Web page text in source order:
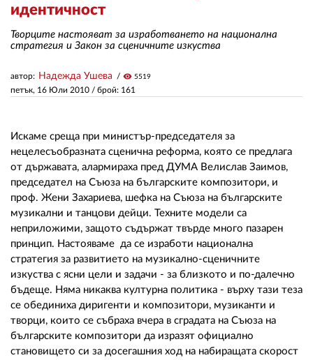
идентичност
Творците настояват за изработването на национална
стратегия и Закон за сценичните изкуства
петък, 16 Юли 2010 / брой: 161
автор: Надежда Ушева visibility 5519
Искаме среща при министър-председателя за
нецелесъобразната сценична реформа, която се предлага
от държавата, алармираха пред ДУМА Велислав Заимов,
председател на Съюза на българските композитори, и
проф. Жени Захариева, шефка на Съюза на българските
музикални и танцови дейци. Техните модели са
неприложими, защото съдържат твърде много пазарен
принцип. Настояваме да се изработи национална
стратегия за развитието на музикално-сценичните
изкуства с ясни цели и задачи - за близкото и по-далечно
бъдеще. Няма никаква културна политика - върху тази теза
се обединиха диригенти и композитори, музиканти и
творци, които се събраха вчера в сградата на Съюза на
българските композитори да изразят официално
становището си за досегашния ход на набиращата скорост
АВТОРИ
РЕДАКЦИЯ
РЕКЛАМА
АБОНАМЕНТ
УСЛОВИЯ ЗА ПОЛЗВАНЕ
ПОЛИТИКА ЗА БИСКВИТКИТЕ
ПОЛИТИКАТА ЗА
ПОВЕРИТЕЛНОСТ
02 975 20 35